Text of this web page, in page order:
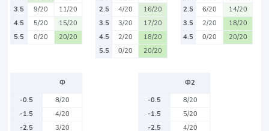
3.5
9/20
11/20
4.5
5/20
15/20
5.5
0/20 20/20
2.5
4/20
16/20
3.5
3/20
17/20
4.5
2/20
18/20
5.5
0/20 20/20
2.5
6/20
14/20
3.5
2/20
18/20
4.5
0/20 20/20
Ф
-0.5
8/20
-1.5
4/20
-2.5
3/20
Ф2
-0.5
8/20
-1.5
5/20
-2.5
4/20